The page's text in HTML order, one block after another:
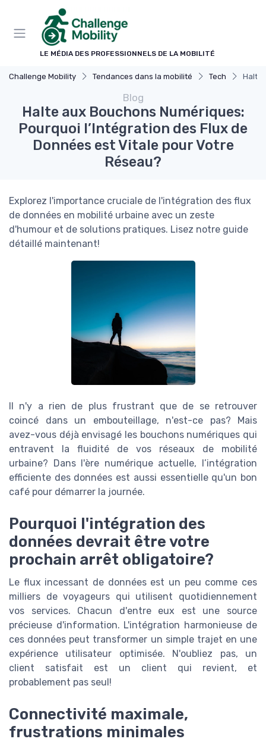
LE MÉDIA DES PROFESSIONNELS DE LA MOBILITÉ
Challenge Mobility Tendances dans la mobilité Tech Halte
Blog
Halte aux Bouchons Numériques:
Pourquoi l’Intégration des Flux de
Données est Vitale pour Votre
Réseau?
Explorez l'importance cruciale de l'intégration des flux
de données en mobilité urbaine avec un zeste
d'humour et de solutions pratiques. Lisez notre guide
détaillé maintenant!
Il n'y a rien de plus frustrant que de se retrouver
coincé dans un embouteillage, n'est-ce pas? Mais
avez-vous déjà envisagé les bouchons numériques qui
entravent la fluidité de vos réseaux de mobilité
urbaine? Dans l'ère numérique actuelle, l’intégration
efficiente des données est aussi essentielle qu'un bon
café pour démarrer la journée.
Pourquoi l'intégration des
données devrait être votre
prochain arrêt obligatoire?
Le flux incessant de données est un peu comme ces
milliers de voyageurs qui utilisent quotidiennement
vos services. Chacun d'entre eux est une source
précieuse d'information. L'intégration harmonieuse de
ces données peut transformer un simple trajet en une
expérience utilisateur optimisée. N'oubliez pas, un
client satisfait est un client qui revient, et
probablement pas seul!
Connectivité maximale,
frustrations minimales
Panneau de gestion des cookies